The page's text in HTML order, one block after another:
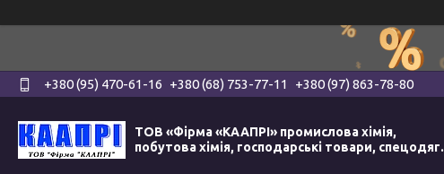
+380 (95) 470-61-16 +380 (68) 753-77-11 +380 (97) 863-78-80
ТОВ «Фірма «КААПРІ» промислова хімія,
побутова хімія, господарські товари, спецодяг.